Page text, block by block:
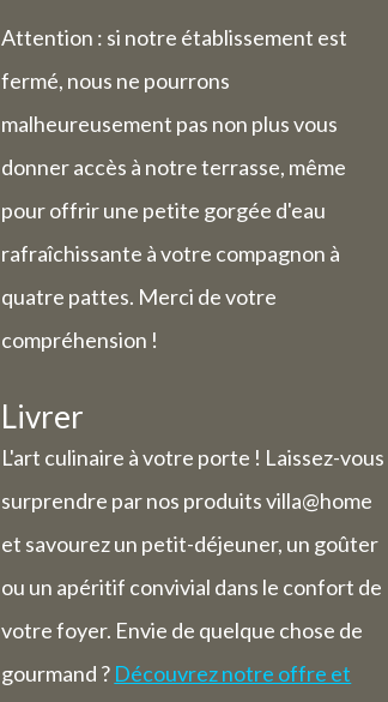
Attention : si notre établissement est
fermé, nous ne pourrons
malheureusement pas non plus vous
donner accès à notre terrasse, même
pour offrir une petite gorgée d'eau
rafraîchissante à votre compagnon à
quatre pattes. Merci de votre
compréhension !
Livrer
L'art culinaire à votre porte ! Laissez-vous
surprendre par nos produits villa@home
et savourez un petit-déjeuner, un goûter
ou un apéritif convivial dans le confort de
votre foyer. Envie de quelque chose de
gourmand ? Découvrez notre offre et